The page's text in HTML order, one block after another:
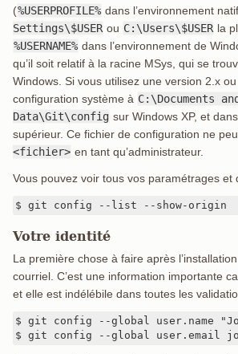
(%USERPROFILE% dans l’environnement
Settings\$USER ou C:\Users\$USER la
%USERNAME% dans l’environnement de
qu’il soit relatif à la racine MSys, qui se
Windows. Si vous utilisez une version 2.x
configuration système à C:\Documents
Data\Git\config sur Windows XP, et dans
supérieur. Ce fichier de configuration ne
<fichier> en tant qu’administrateur.
Vous pouvez voir tous vos paramétrages et
$ git config --list --show-origin
Votre identité
La première chose à faire après
courriel. C’est une information importante
et elle est indélébile dans toutes les
$ git config --global user.name
$ git config --global user.email